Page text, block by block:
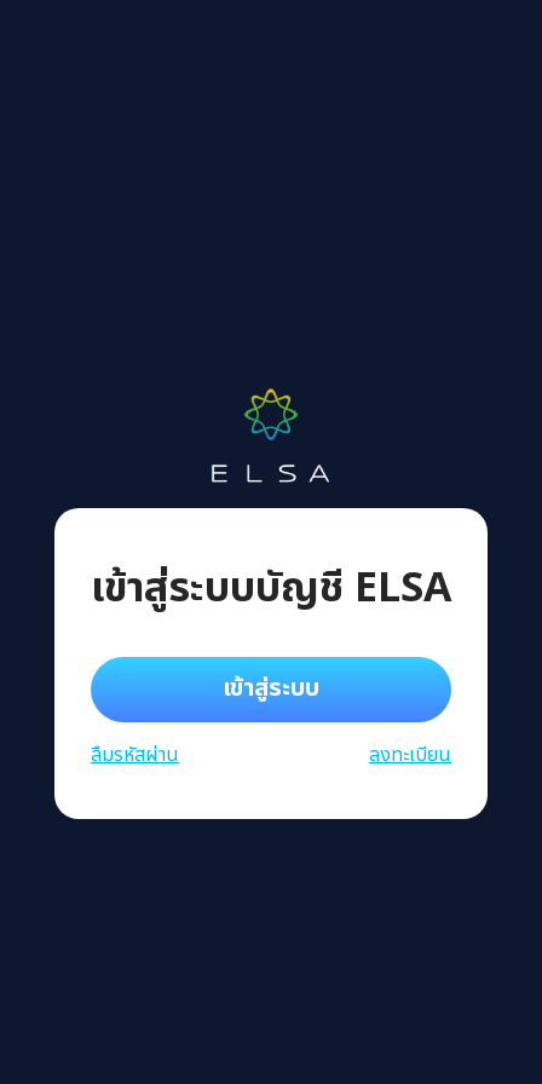
เข้าสู่ระบบบัญชี ELSA
เข้าสู่ระบบ
ลืมรหัสผ่าน ลงทะเบียน